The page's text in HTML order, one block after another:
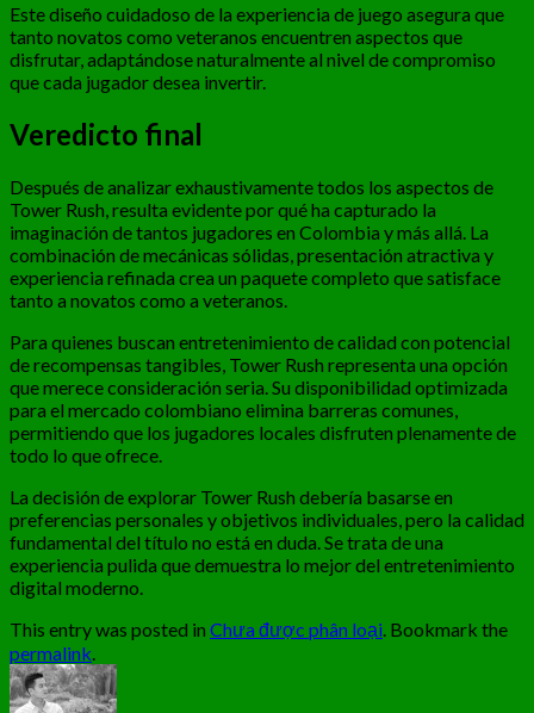
Este diseño cuidadoso de la experiencia de juego asegura que
tanto novatos como veteranos encuentren aspectos que
disfrutar, adaptándose naturalmente al nivel de compromiso
que cada jugador desea invertir.
Veredicto final
Después de analizar exhaustivamente todos los aspectos de
Tower Rush, resulta evidente por qué ha capturado la
imaginación de tantos jugadores en Colombia y más allá. La
combinación de mecánicas sólidas, presentación atractiva y
experiencia refinada crea un paquete completo que satisface
tanto a novatos como a veteranos.
Para quienes buscan entretenimiento de calidad con potencial
de recompensas tangibles, Tower Rush representa una opción
que merece consideración seria. Su disponibilidad optimizada
para el mercado colombiano elimina barreras comunes,
permitiendo que los jugadores locales disfruten plenamente de
todo lo que ofrece.
La decisión de explorar Tower Rush debería basarse en
preferencias personales y objetivos individuales, pero la calidad
fundamental del título no está en duda. Se trata de una
experiencia pulida que demuestra lo mejor del entretenimiento
digital moderno.
This entry was posted in Chưa được phân loại . Bookmark the
permalink